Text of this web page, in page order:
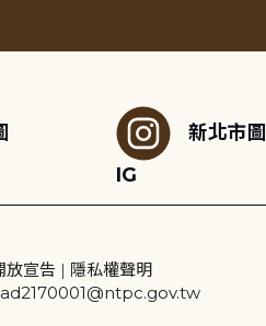
新北市圖
IG
放宣告 | 隱私權聲明